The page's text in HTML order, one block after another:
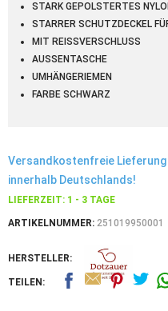
STARK GEPOLSTERTES
STARRER SCHUTZDECKEL
MIT REISSVERSCHLUSS
AUSSENTASCHE
UMHÄNGERIEMEN
FARBE SCHWARZ
Versandkostenfreie Lieferung
innerhalb Deutschlands!
LIEFERZEIT: 1 - 3 TAGE
ARTIKELNUMMER: 251019950001
HERSTELLER:
TEILEN: